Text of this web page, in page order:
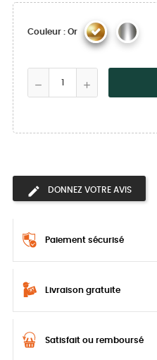
Couleur : Or
DONNEZ VOTRE AVIS
Paiement sécurisé
Livraison gratuite
Satisfait ou remboursé